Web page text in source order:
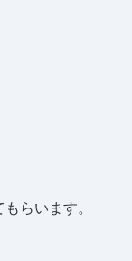
らいます。